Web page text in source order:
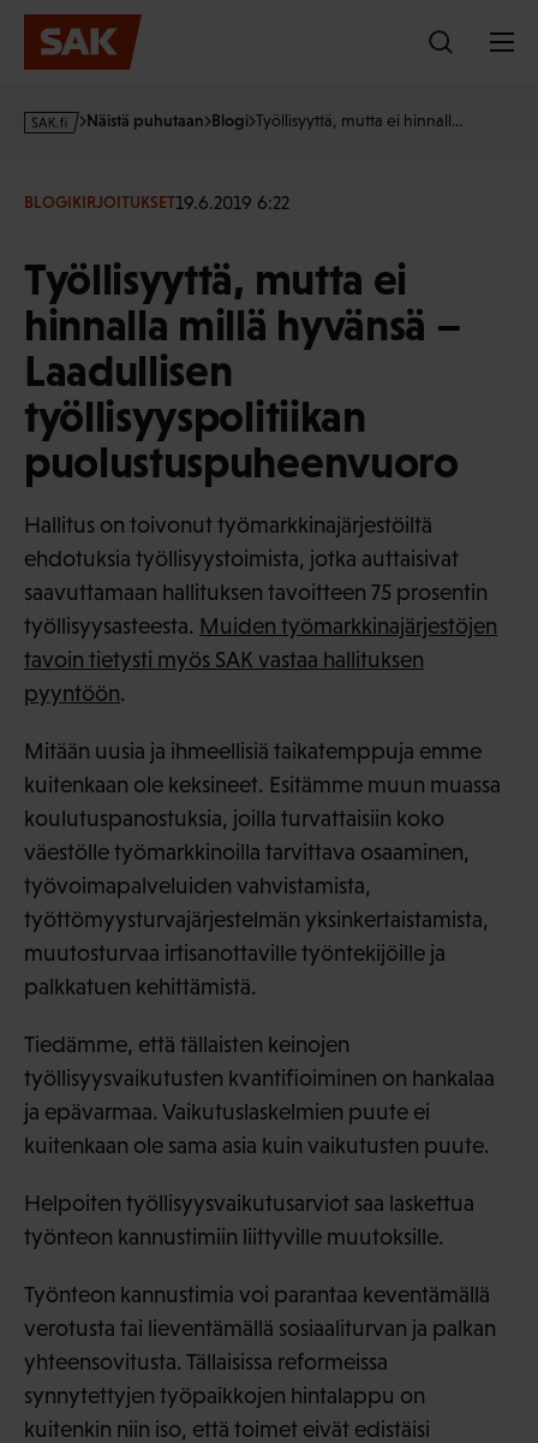
Hyppää
sisältöön
s
·
Näistä puhutaan Blogi Työllisyyttä, mutta ei hinnall…
BLOGIKIRJOITUKSET19.6.2019 6:22
Työllisyyttä, mutta ei
hinnalla millä hyvänsä –
Laadullisen
työllisyyspolitiikan
puolustuspuheenvuoro
Hallitus on toivonut työmarkkinajärjestöiltä
ehdotuksia työllisyystoimista, jotka auttaisivat
saavuttamaan hallituksen tavoitteen 75 prosentin
työllisyysasteesta. Muiden työmarkkinajärjestöjen
tavoin tietysti myös SAK vastaa hallituksen
pyyntöön.
Mitään uusia ja ihmeellisiä taikatemppuja emme
kuitenkaan ole keksineet. Esitämme muun muassa
koulutuspanostuksia, joilla turvattaisiin koko
väestölle työmarkkinoilla tarvittava osaaminen,
työvoimapalveluiden vahvistamista,
työttömyysturvajärjestelmän yksinkertaistamista,
muutosturvaa irtisanottaville työntekijöille ja
palkkatuen kehittämistä.
Tiedämme, että tällaisten keinojen
työllisyysvaikutusten kvantifioiminen on hankalaa
ja epävarmaa. Vaikutuslaskelmien puute ei
kuitenkaan ole sama asia kuin vaikutusten puute.
Helpoiten työllisyysvaikutusarviot saa laskettua
työnteon kannustimiin liittyville muutoksille.
Työnteon kannustimia voi parantaa keventämällä
verotusta tai lieventämällä sosiaaliturvan ja palkan
yhteensovitusta. Tällaisissa reformeissa
synnytettyjen työpaikkojen hintalappu on
kuitenkin niin iso, että toimet eivät edistäisi